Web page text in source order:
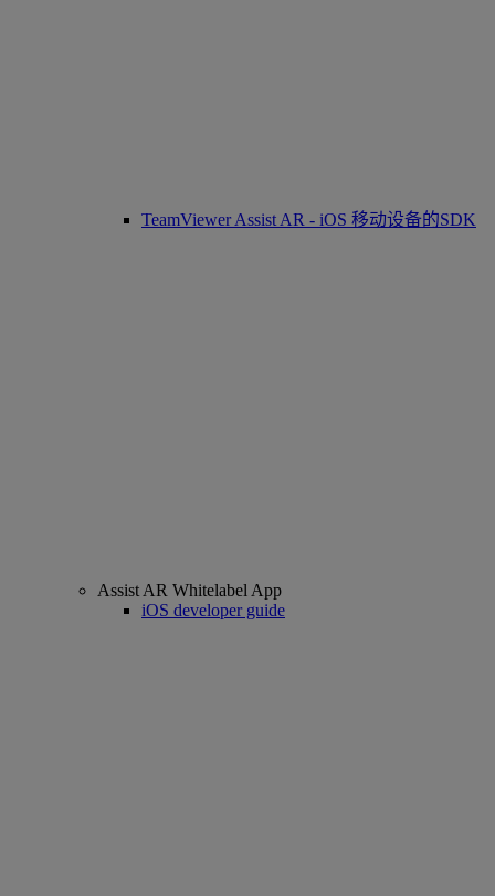
TeamViewer Assist AR - iOS 移动设备的SDK
Assist AR Whitelabel App
iOS developer guide